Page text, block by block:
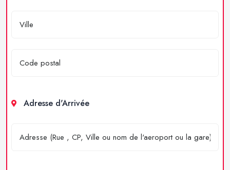
Adresse d'Arrivée